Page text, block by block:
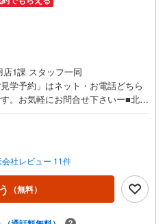
店1課 スタッフ一同
学予約」はネット・お電話どちら
。お気軽にお問合せ下さいー■北側
（17.92坪）の建築条件なし売地
ー様・工務店様で建築可能■小学校
も安心通学■保育園・幼稚園まで
り迎えの負担軽減■お買物施設や
利便性が高い立地■東武東上線「とき
東武東上線「中板橋」駅まで徒歩9
社レビュー 11件
（無料）